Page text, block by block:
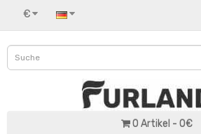
€
0 Artikel - 0€